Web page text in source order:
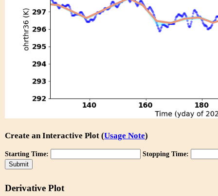
Create an Interactive Plot (Usage Note)
Starting Time: Stopping Time:
Derivative Plot